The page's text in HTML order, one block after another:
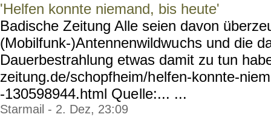
'Helfen konnte niemand, bis heute'
Badische Zeitung Alle seien davon
(Mobilfunk-)Antennenwildwuchs und die
Dauerbestrahlung etwas damit zu tun
zeitung.de/schopfheim/helfen-konnte-
-130598944.html Quelle:... ...
Starmail - 2. Dez, 23:09